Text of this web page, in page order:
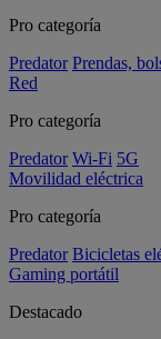
Pro categoría
Predator Prendas,
Red
Pro categoría
Predator Wi-Fi 5G
Movilidad eléctrica
Pro categoría
Predator Bicicletas
Gaming portátil
Destacado